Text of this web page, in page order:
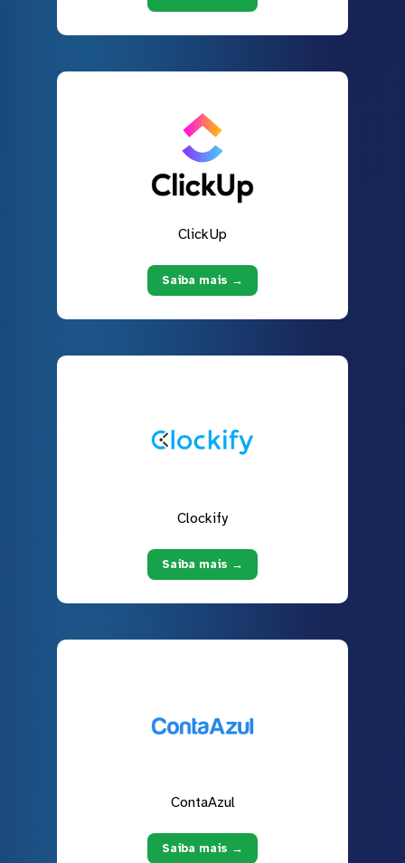
ClickUp
Saiba mais →
Clockify
Saiba mais →
ContaAzul
Saiba mais →